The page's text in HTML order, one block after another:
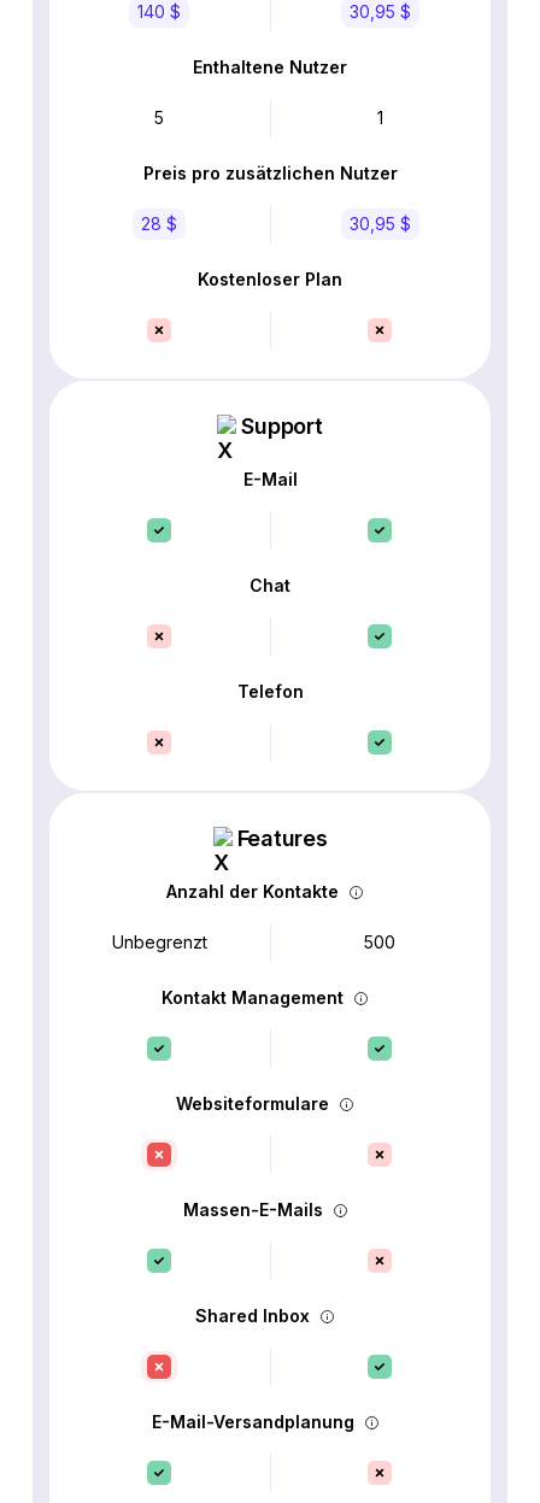
140 $ 30,95 $
Enthaltene Nutzer
5 1
Preis pro zusätzlichen Nutzer
28 $ 30,95 $
Kostenloser Plan
Support
E-Mail
Chat
Telefon
Features
Anzahl der Kontakte
Unbegrenzt 500
Kontakt Management
Websiteformulare
Massen-E-Mails
Shared Inbox
E-Mail-Versandplanung